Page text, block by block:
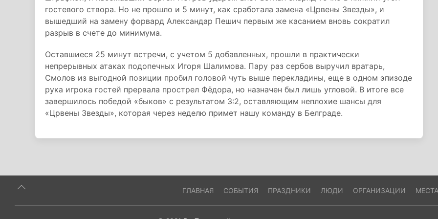
гостевого створа. Но не прошло и 5 минут, как сработала замена «Црвены Звезды», и
вышедший на замену форвард Александар Пешич первым же касанием вновь сократил
разрыв в счете до минимума.
Оставшиеся 25 минут встречи, с учетом 5 добавленных, прошли в практически
непрерывных атаках подопечных Игоря Шалимова. Пару раз сербов выручил вратарь,
Смолов из выгодной позиции пробил головой чуть выше перекладины, еще в одном эпизоде
рука игрока гостей прервала прострел Фёдора, но назначен был лишь угловой. В итоге все
завершилось победой «быков» с результатом 3:2, оставляющим неплохие шансы для
«Црвены Звезды», которая через неделю примет нашу команду в Белграде.
ГЛАВНАЯ СОБЫТИЯ ПРАЗДНИКИ ЛЮДИ ОРГАНИЗАЦИИ МЕСТА